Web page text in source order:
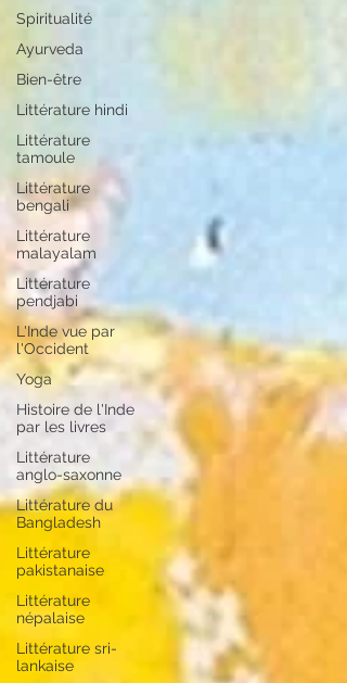
Spiritualité
Ayurveda
Bien-être
Littérature hindi
Littérature
tamoule
Littérature
bengali
Littérature
malayalam
Littérature
pendjabi
L'Inde vue par
l'Occident
Yoga
Histoire de l'Inde
par les livres
Littérature
anglo-saxonne
Littérature du
Bangladesh
Littérature
pakistanaise
Littérature
népalaise
Littérature sri-
lankaise